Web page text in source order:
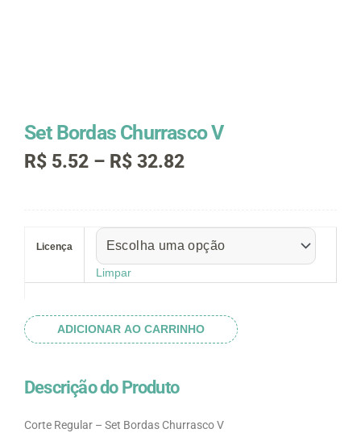
Set Bordas Churrasco V
R$ 5.52 – R$ 32.82Faixa
através
R$ 32.82
Licença
Limpar
Churrasco
ADICIONAR AO CARRINHO
Descrição do Produto
Corte Regular – Set Bordas Churrasco V